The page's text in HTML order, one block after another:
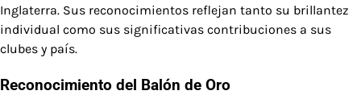
Inglaterra. Sus reconocimientos reflejan tanto su brillantez
individual como sus significativas contribuciones a sus
clubes y país.
Reconocimiento del Balón de Oro